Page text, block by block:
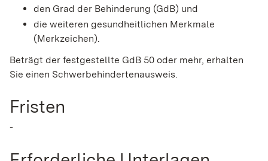
den Grad der Behinderung (GdB) und
die weiteren gesundheitlichen Merkmale
(Merkzeichen).
Beträgt der festgestellte GdB 50 oder mehr, erhalten
Sie einen Schwerbehindertenausweis.
Fristen
-